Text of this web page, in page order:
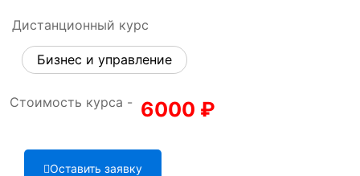
Дистанционный курс
Бизнес и управление
Стоимость курса - 6000 ₽
Оставить заявку